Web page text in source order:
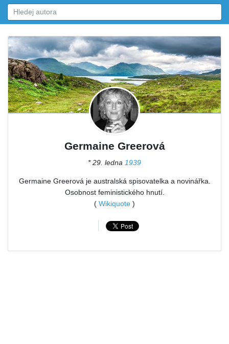
Germaine Greerová
* 29. ledna 1939
Germaine Greerová je australská spisovatelka a novinářka.
Osobnost feministického hnutí.
( Wikiquote )